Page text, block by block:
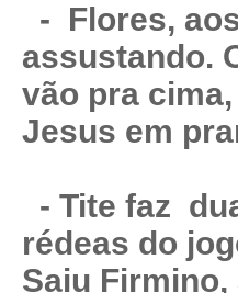
- Flores,
assustando.
vão pra
Jesus em
- Tite faz
rédeas do
Saiu